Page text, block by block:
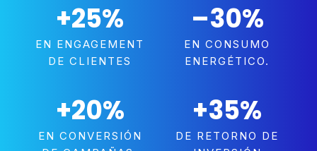
+25%
EN ENGAGEMENT
DE CLIENTES
–30%
EN CONSUMO
ENERGÉTICO.
+20%
EN CONVERSIÓN
+35%
DE RETORNO DE